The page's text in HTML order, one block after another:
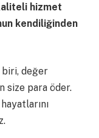
hizmet
kendiliğinden
biri, değer
size para öder.